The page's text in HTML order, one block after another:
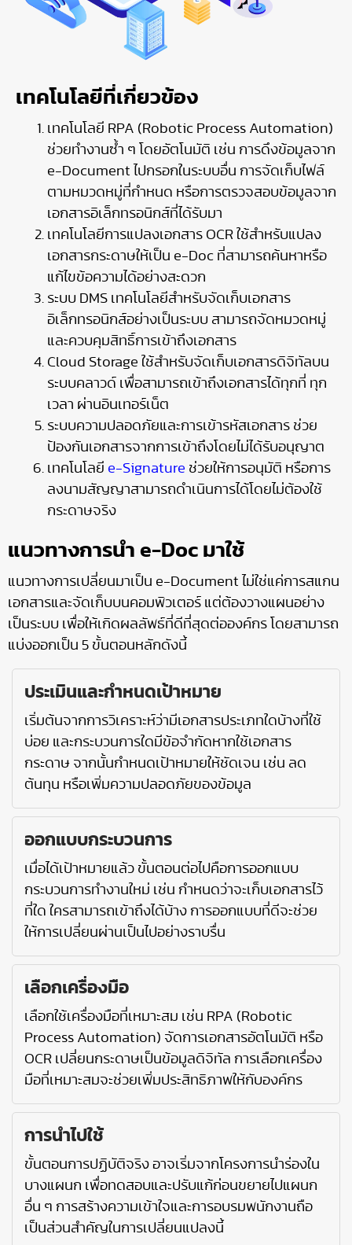
เทคโนโลยีที่เกี่ยวข้อง
เทคโนโลยี RPA (Robotic Process Automation)
ช่วยทำงานซ้ำ ๆ โดยอัตโนมัติ เช่น การดึงข้อมูลจาก
e-Document ไปกรอกในระบบอื่น การจัดเก็บไฟล์
ตามหมวดหมู่ที่กำหนด หรือการตรวจสอบข้อมูลจาก
เอกสารอิเล็กทรอนิกส์ที่ได้รับมา
เทคโนโลยีการแปลงเอกสาร OCR ใช้สำหรับแปลง
เอกสารกระดาษให้เป็น e-Doc ที่สามารถค้นหาหรือ
แก้ไขข้อความได้อย่างสะดวก
ระบบ DMS เทคโนโลยีสำหรับจัดเก็บเอกสาร
อิเล็กทรอนิกส์อย่างเป็นระบบ สามารถจัดหมวดหมู่
และควบคุมสิทธิ์การเข้าถึงเอกสาร
Cloud Storage ใช้สำหรับจัดเก็บเอกสารดิจิทัลบน
ระบบคลาวด์ เพื่อสามารถเข้าถึงเอกสารได้ทุกที่ ทุก
เวลา ผ่านอินเทอร์เน็ต
ระบบความปลอดภัยและการเข้ารหัสเอกสาร ช่วย
ป้องกันเอกสารจากการเข้าถึงโดยไม่ได้รับอนุญาต
เทคโนโลยี e-Signature ช่วยให้การอนุมัติ หรือการ
ลงนามสัญญาสามารถดำเนินการได้โดยไม่ต้องใช้
กระดาษจริง
แนวทางการนำ e-Doc มาใช้
แนวทางการเปลี่ยนมาเป็น e-Document ไม่ใช่แค่การสแกน
เอกสารและจัดเก็บบนคอมพิวเตอร์ แต่ต้องวางแผนอย่าง
เป็นระบบ เพื่อให้เกิดผลลัพธ์ที่ดีที่สุดต่อองค์กร โดยสามารถ
แบ่งออกเป็น 5 ขั้นตอนหลักดังนี้
ประเมินและกำหนดเป้าหมาย
เริ่มต้นจากการวิเคราะห์ว่ามีเอกสารประเภทใดบ้างที่ใช้
บ่อย และกระบวนการใดมีข้อจำกัดหากใช้เอกสาร
กระดาษ จากนั้นกำหนดเป้าหมายให้ชัดเจน เช่น ลด
ต้นทุน หรือเพิ่มความปลอดภัยของข้อมูล
ออกแบบกระบวนการ
เมื่อได้เป้าหมายแล้ว ขั้นตอนต่อไปคือการออกแบบ
กระบวนการทำงานใหม่ เช่น กำหนดว่าจะเก็บเอกสารไว้
ที่ใด ใครสามารถเข้าถึงได้บ้าง การออกแบบที่ดีจะช่วย
ให้การเปลี่ยนผ่านเป็นไปอย่างราบรื่น
เลือกเครื่องมือ
เลือกใช้เครื่องมือที่เหมาะสม เช่น RPA (Robotic
Process Automation) จัดการเอกสารอัตโนมัติ หรือ
OCR เปลี่ยนกระดาษเป็นข้อมูลดิจิทัล การเลือกเครื่อง
มือที่เหมาะสมจะช่วยเพิ่มประสิทธิภาพให้กับองค์กร
การนำไปใช้
ขั้นตอนการปฏิบัติจริง อาจเริ่มจากโครงการนำร่องใน
บางแผนก เพื่อทดสอบและปรับแก้ก่อนขยายไปแผนก
อื่น ๆ การสร้างความเข้าใจและการอบรมพนักงานถือ
เป็นส่วนสำคัญในการเปลี่ยนแปลงนี้